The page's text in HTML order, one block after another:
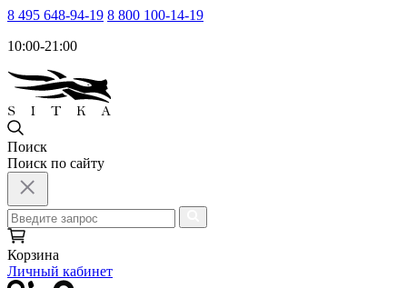
8 495 648-94-19 8 800 100-14-19
10:00-21:00
Поиск
Поиск по сайту
Корзина
Личный кабинет